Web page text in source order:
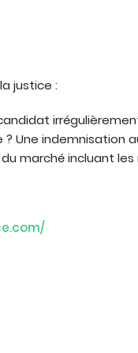
justice :
Une indemnisation
marché incluant